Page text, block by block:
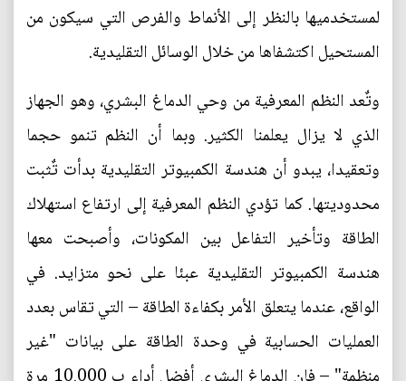
لمستخدميها بالنظر إلى الأنماط والفرص التي سيكون من
المستحيل اكتشفاها من خلال الوسائل التقليدية.
وتٌعد النظم المعرفية من وحي الدماغ البشري، وهو الجهاز
الذي لا يزال يعلمنا الكثير. وبما أن النظم تنمو حجما
وتعقيدا، يبدو أن هندسة الكمبيوتر التقليدية بدأت تٌثبت
محدوديتها. كما تؤدي النظم المعرفية إلى ارتفاع استهلاك
الطاقة وتأخير التفاعل بين المكونات، وأصبحت معها
هندسة الكمبيوتر التقليدية عبئا على نحو متزايد. في
الواقع، عندما يتعلق الأمر بكفاءة الطاقة – التي تقاس بعدد
العمليات الحسابية في وحدة الطاقة على بيانات "غير